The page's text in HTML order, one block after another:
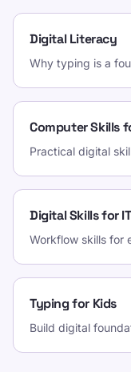
Digital Literacy
Why typing is a
Computer Skills
Practical digital
Digital Skills for
Workflow skills for
Typing for Kids
Build digital